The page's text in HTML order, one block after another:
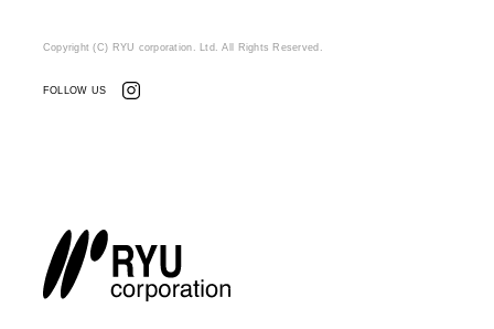
Copyright (C) RYU corporation. Ltd. All Rights Reserved.
FOLLOW US